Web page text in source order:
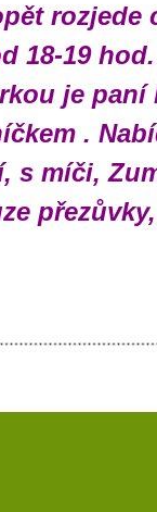
rozjede
18-19
je paní
.
s míči,
přezůvky,